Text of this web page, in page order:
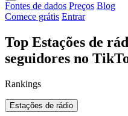
Fontes de dados Preços Blog
Comece grátis Entrar
Top Estações de
seguidores no
Rankings
Estações de rádio